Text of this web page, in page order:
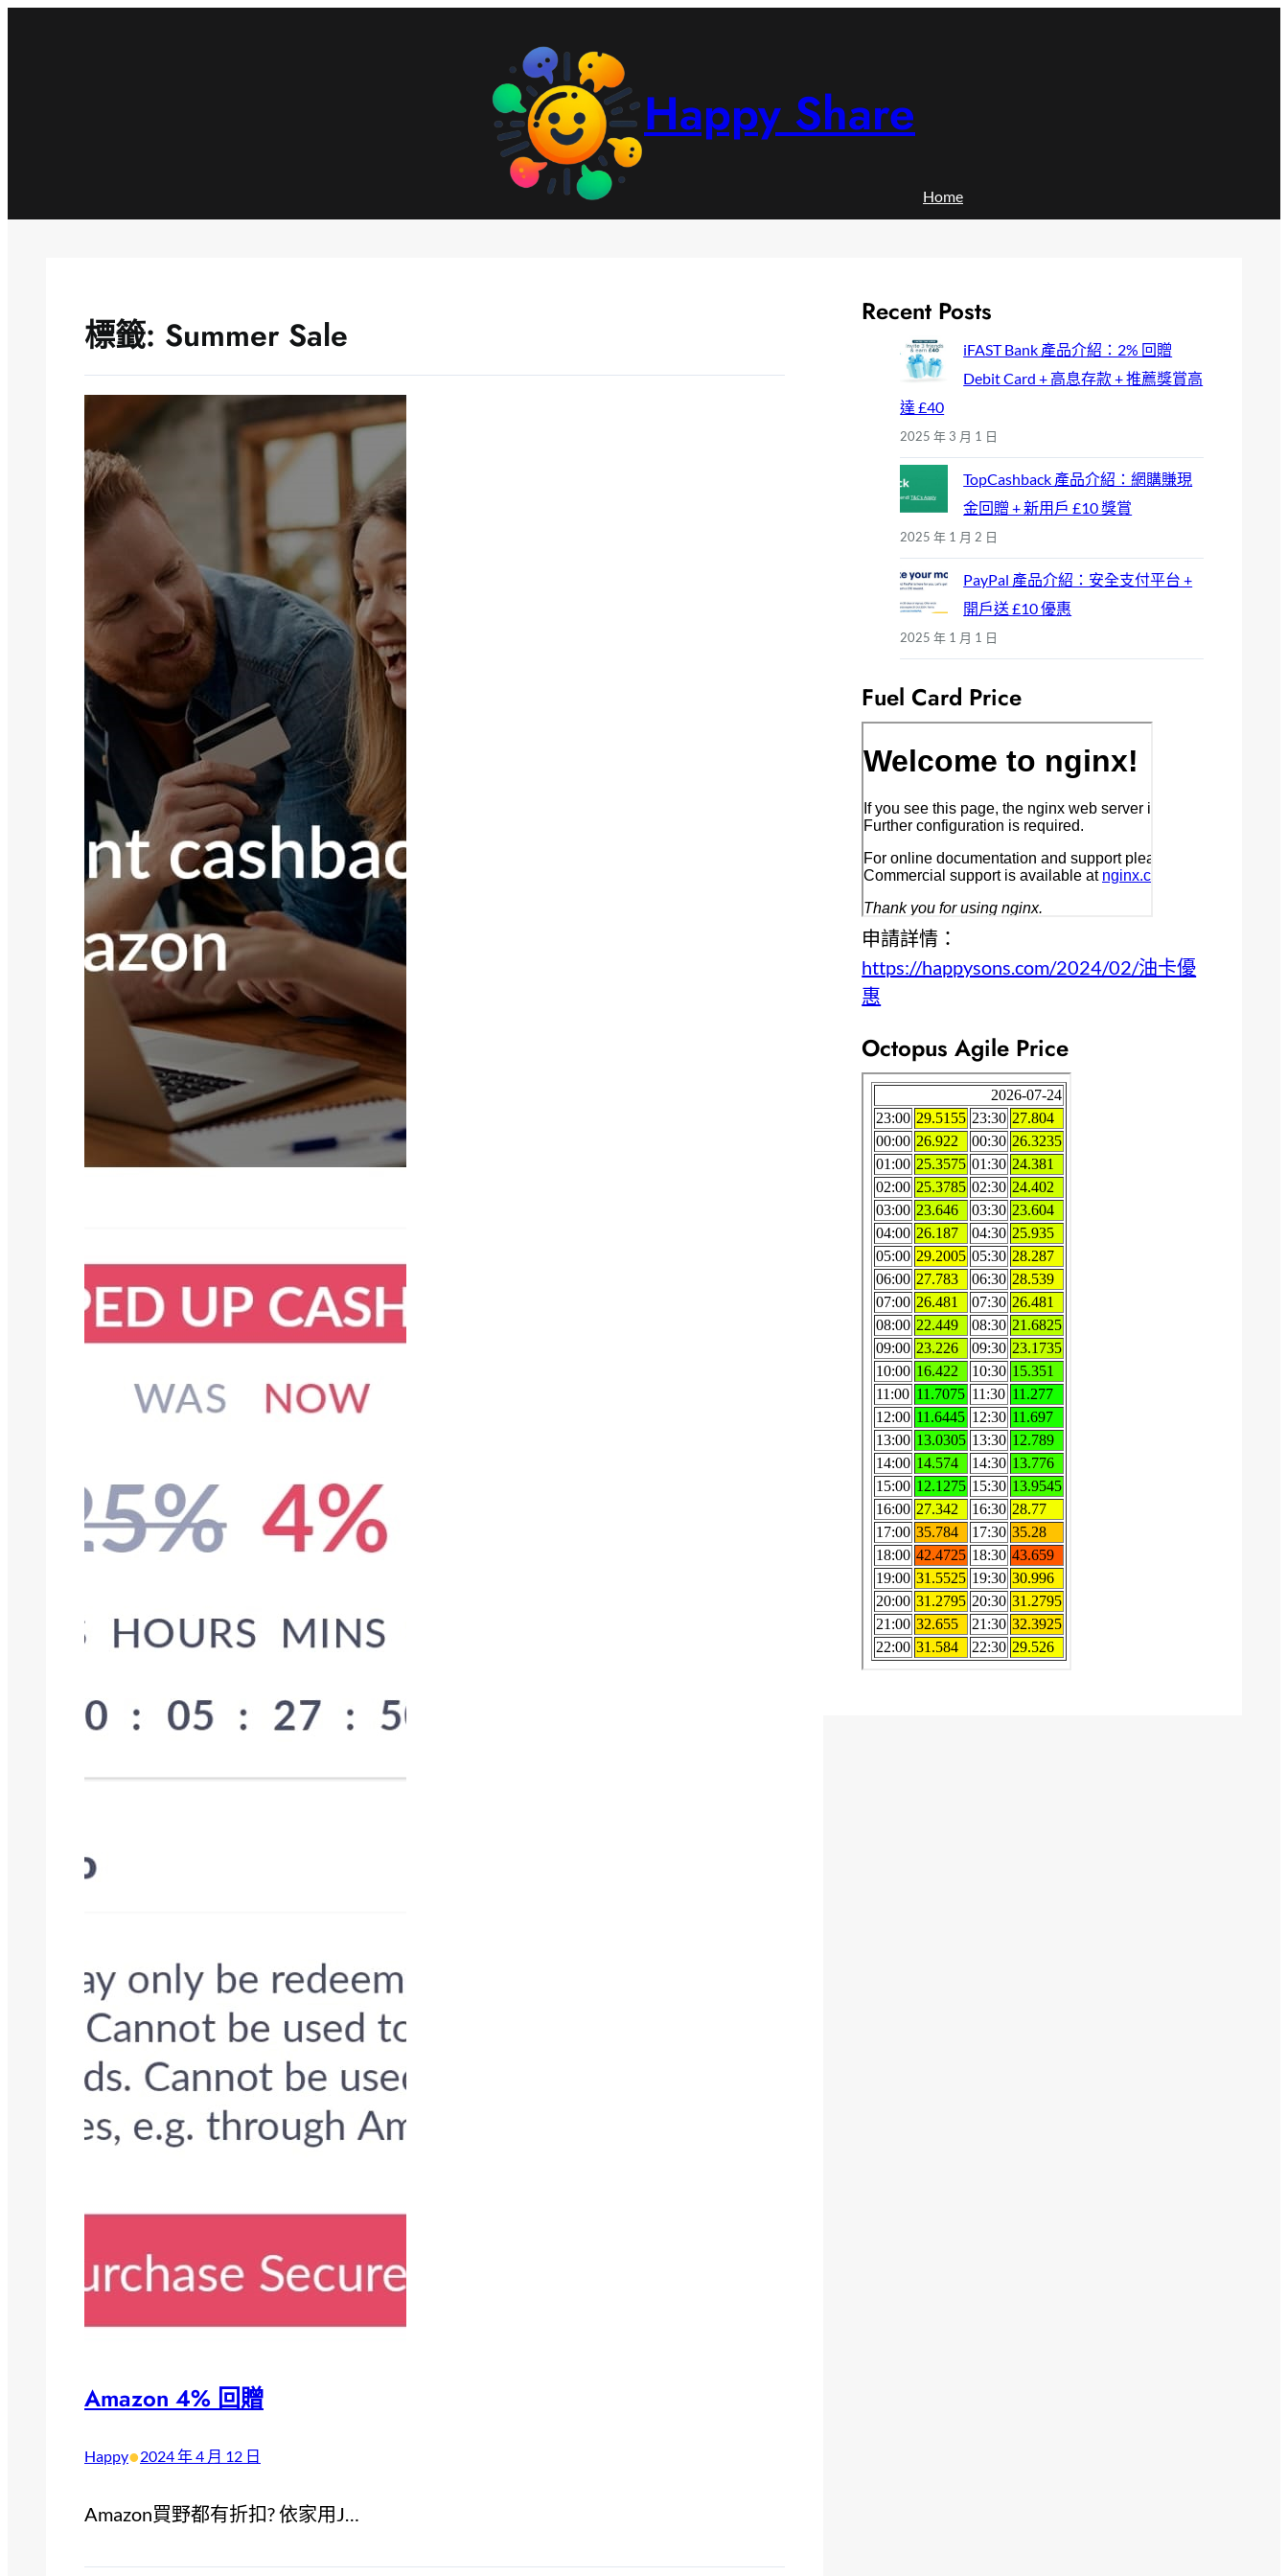
Happy Share
Home
標籤: Summer Sale
Amazon 4% 回贈
Happy•2024 年 4 月 12 日
Amazon買野都有折扣? 依家用J…
Recent Posts
iFAST Bank 產品介紹：2% 回贈
Debit Card + 高息存款 + 推薦獎賞高
達 £40
2025 年 3 月 1 日
TopCashback 產品介紹：網購賺現
金回贈 + 新用戶 £10 獎賞
2025 年 1 月 2 日
PayPal 產品介紹：安全支付平台 +
開戶送 £10 優惠
2025 年 1 月 1 日
Fuel Card Price
申請詳情：
https://happysons.com/2024/02/油卡優
惠
Octopus Agile Price